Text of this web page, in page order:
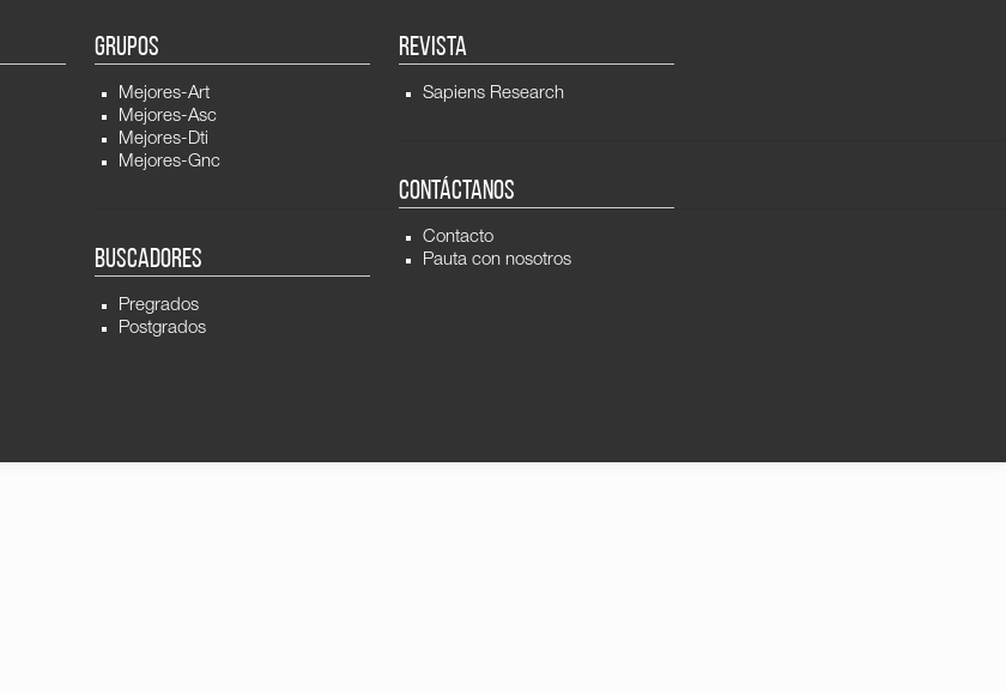
GRUPOS
Mejores-Art
Mejores-Asc
Mejores-Dti
Mejores-Gnc
BUSCADORES
Pregrados
Postgrados
REVISTA
Sapiens Research
CONTÁCTANOS
Contacto
Pauta con nosotros